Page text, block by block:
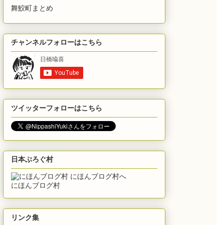
舞鮫町まとめ
チャンネルフォローはこちら
ツイッターフォローはこちら
日本ぶろぐ村
にほんブログ村
リンク集